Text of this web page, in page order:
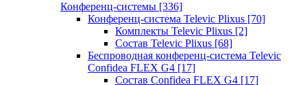
Конференц-системы [336]
Конференц-система Televic Plixus [70]
Комплекты Televic Plixus [2]
Состав Televic Plixus [68]
Беспроводная конференц-система Televic
Confidea FLEX G4 [17]
Состав Confidea FLEX G4 [17]